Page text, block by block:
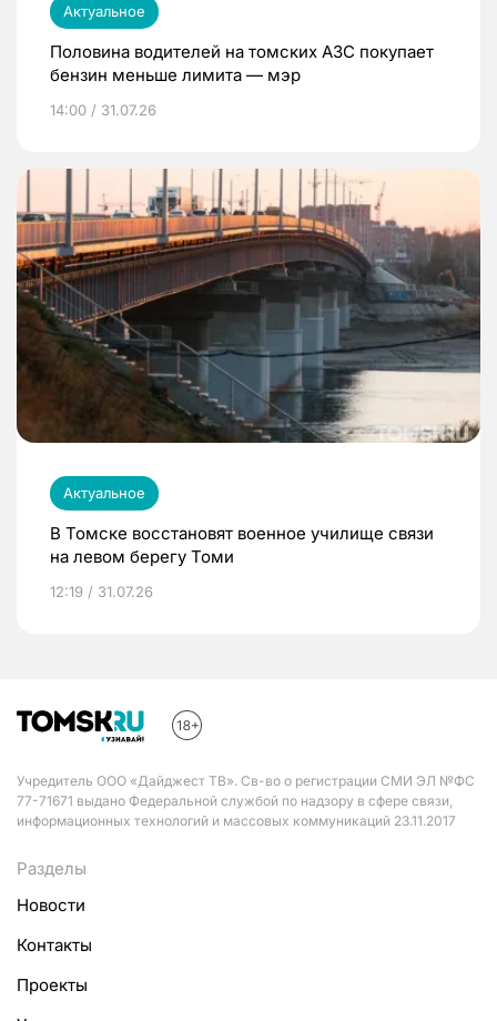
Актуальное
Половина водителей на томских АЗС покупает
бензин меньше лимита — мэр
14:00 / 31.07.26
Актуальное
В Томске восстановят военное училище связи
на левом берегу Томи
12:19 / 31.07.26
Учредитель ООО «Дайджест ТВ». Св-во о регистрации СМИ ЭЛ №ФС
77-71671 выдано Федеральной службой по надзору в сфере связи,
информационных технологий и массовых коммуникаций 23.11.2017
Разделы
Новости
Контакты
Проекты